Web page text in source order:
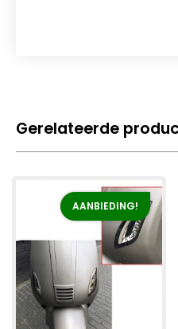
Gerelateerde
AANBIEDING!